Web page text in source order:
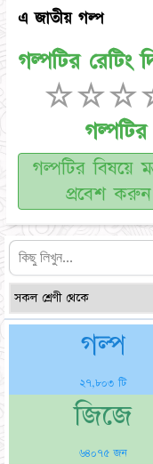
এ জাতীয় গল্প
গল্পটির রেটিং
☆
☆
☆
গল্পটির বিষয়ে
প্রবেশ
গল্প
২৭,৮০৩ টি
জিজে
৬৪০৭৫ জন